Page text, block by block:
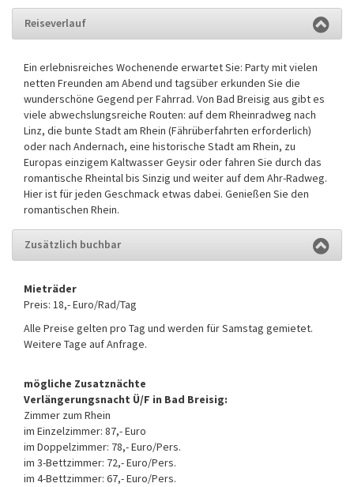
Reiseverlauf
Ein erlebnisreiches Wochenende erwartet Sie: Party mit vielen
netten Freunden am Abend und tagsüber erkunden Sie die
wunderschöne Gegend per Fahrrad. Von Bad Breisig aus gibt es
viele abwechslungsreiche Routen: auf dem Rheinradweg nach
Linz, die bunte Stadt am Rhein (Fährüberfahrten erforderlich)
oder nach Andernach, eine historische Stadt am Rhein, zu
Europas einzigem Kaltwasser Geysir oder fahren Sie durch das
romantische Rheintal bis Sinzig und weiter auf dem Ahr-Radweg.
Hier ist für jeden Geschmack etwas dabei. Genießen Sie den
romantischen Rhein.
Zusätzlich buchbar
Mieträder
Preis: 18,- Euro/Rad/Tag
Alle Preise gelten pro Tag und werden für Samstag gemietet.
Weitere Tage auf Anfrage.
mögliche Zusatznächte
Verlängerungsnacht Ü/F in Bad Breisig:
Zimmer zum Rhein
im Einzelzimmer: 87,- Euro
im Doppelzimmer: 78,- Euro/Pers.
im 3-Bettzimmer: 72,- Euro/Pers.
im 4-Bettzimmer: 67,- Euro/Pers.